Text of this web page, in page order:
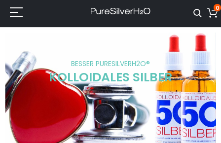
0
BESSER PURESILVERH2O®
KOLLOIDALES SILBER